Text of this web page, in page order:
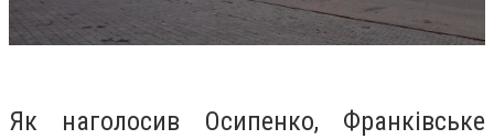
Як наголосив Осипенко, Франківське